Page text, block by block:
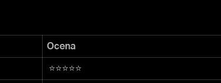
Ocena
⭐⭐⭐⭐⭐